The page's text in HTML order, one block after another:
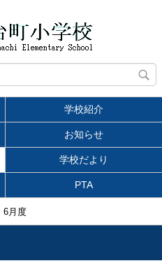
学校紹介
お知らせ
学校だより
PTA
6月度